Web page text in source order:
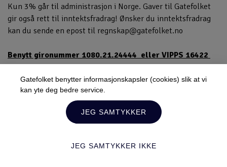
Hold deg oppdatert!
Kun 3% går til administrasjon i Norge. Gaver til Gatefolket
gir også rett til inntektsfradrag! Ønsker du inntektsfradrag
kan du sende en epost til regnskap@gatefolket.no
Benytt gironummer 1080.21.24444 eller VIPPS 16422
Gatefolket Norge
Tusen takk for at du står sammen med oss – og med dem
som trenger det mest.
Med ønske om en fredelig og meningsfull jul.
styret i Gatefolket
Gatefolket benytter informasjonskapsler (cookies) slik at vi
kan yte deg bedre service.
JEG SAMTYKKER
JEG SAMTYKKER IKKE